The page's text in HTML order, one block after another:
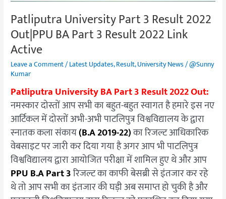
Patliputra University Part 3 Result 2022
Out|PPU BA Part 3 Result 2022 Link
Active
Leave a Comment/Latest Updates,Result,University News/@Sunny
Kumar
Patliputra University BA Part 3 Result 2022 Out:
नमस्कार दोस्तों आप सभी का बहुत-बहुत स्वागत है हमारे इस नए
आर्टिकल में दोस्तों अभी-अभी पाटलिपुत्र विश्वविद्यालय के द्वारा
स्नातक कला संकाय(B.A 2019-22)का रिजल्ट आधिकारिक
वेबसाइट पर जारी कर दिया गया है अगर आप भी पाटलिपुत्र
विश्वविद्यालय द्वारा आयोजित परीक्षा में शामिल हुए थे और आप
PPU B.A Part 3रिजल्ट का काफी बेसब्री से इंतजार कर रहे
थे तो आप सभी का इंतजार की घड़ी अब समाप्त हो चुकी है और
Result
2022
Link
Active